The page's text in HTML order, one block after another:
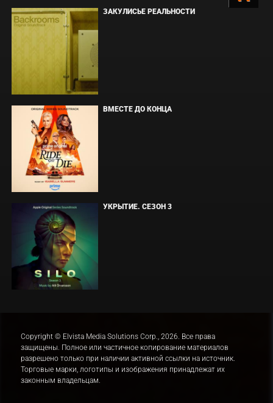
ЗАКУЛИСЬЕ РЕАЛЬНОСТИ
ВМЕСТЕ ДО КОНЦА
УКРЫТИЕ. СЕЗОН 3
Copyright © Elvista Media Solutions Corp., 2026. Все права
защищены. Полное или частичное копирование материалов
разрешено только при наличии активной ссылки на источник.
Торговые марки, логотипы и изображения принадлежат их
законным владельцам.